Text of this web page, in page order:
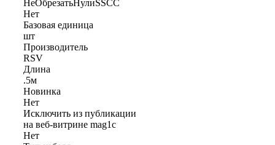
НеОбрезатьНулиSSCC
Нет
Базовая единица
шт
Производитель
RSV
Длина
.5м
Новинка
Нет
Исключить из публикации
на веб-витрине mag1c
Нет